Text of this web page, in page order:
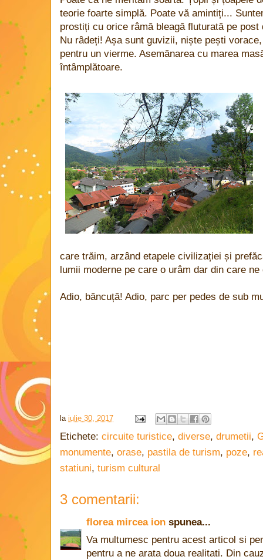
teorie foarte simplă. Poate vă amintiți...
prostiți cu orice râmă bleagă fluturată pe post
Nu râdeți! Așa sunt guvizii, niște pești
pentru un vierme. Asemănarea cu marea
întâmplătoare.
care trăim, arzând etapele civilizației și
lumii moderne pe care o urâm dar din care
Adio, băncuță! Adio, parc per pedes de sub
la iulie 30, 2017
Etichete: circuite turistice, diverse, drumetii,
monumente, orase, pastila de turism, poze,
statiuni, turism cultural
3 comentarii:
florea mircea ion spunea...
Va multumesc pentru acest articol si
pentru a ne arata doua realitati. Din